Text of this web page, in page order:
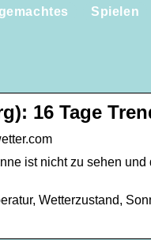
Spielen
16 Tage
ist nicht zu sehen
Wetterzustand,